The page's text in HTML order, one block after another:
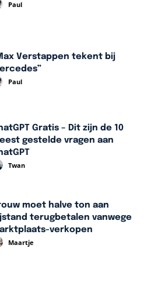
Paul
Verstappen tekent bij
Paul
Gratis – Dit zijn de 10
gestelde vragen aan
Twan
moet halve ton aan
terugbetalen vanwege
verkopen
Maartje